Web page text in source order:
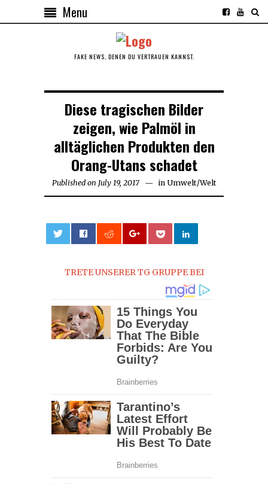
Menu
FAKE NEWS, DENEN DU VERTRAUEN KANNST.
Diese tragischen Bilder
zeigen, wie Palmöl in
alltäglichen Produkten den
Orang-Utans schadet
Published on July 19, 2017July
in Umwelt/Welt
TRETE UNSERER TG GRUPPE BEI